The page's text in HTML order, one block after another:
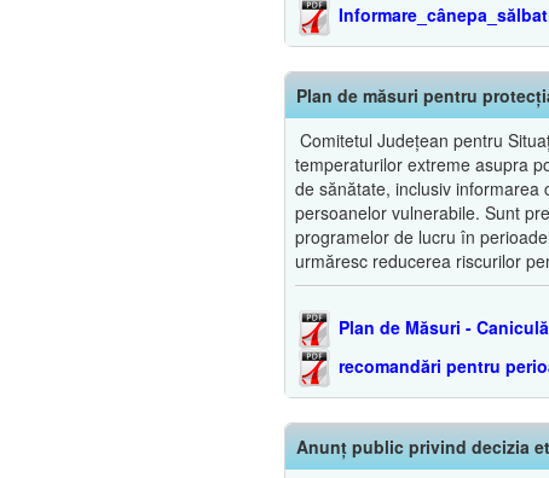
Plan de măsuri pentru
Comitetul Județean pentru
temperaturilor extreme asupra
de sănătate, inclusiv
persoanelor vulnerabile. Sunt
programelor de lucru în
urmăresc reducerea riscurilor
Plan de Măsuri -
recomandări pentru
Anunț public privind decizia